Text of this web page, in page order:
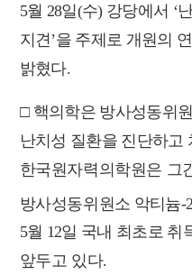
5월 28일(수) 강당에서 ‘
지견’을 주제로 개원의
밝혔다.
□ 핵의학은 방사성동위
난치성 질환을 진단하고
한국원자력의학원은 그
방사성동위 원소 악티늄-
5월 12일 국내 최초로 취
앞두고 있다.